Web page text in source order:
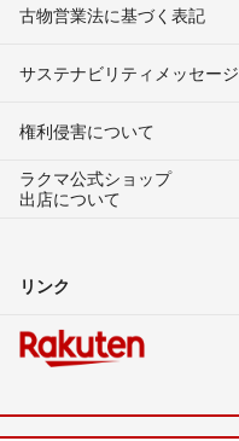
古物営業法に基づく表記
サステナビリティメッセージ
権利侵害について
ラクマ公式ショップ
出店について
リンク